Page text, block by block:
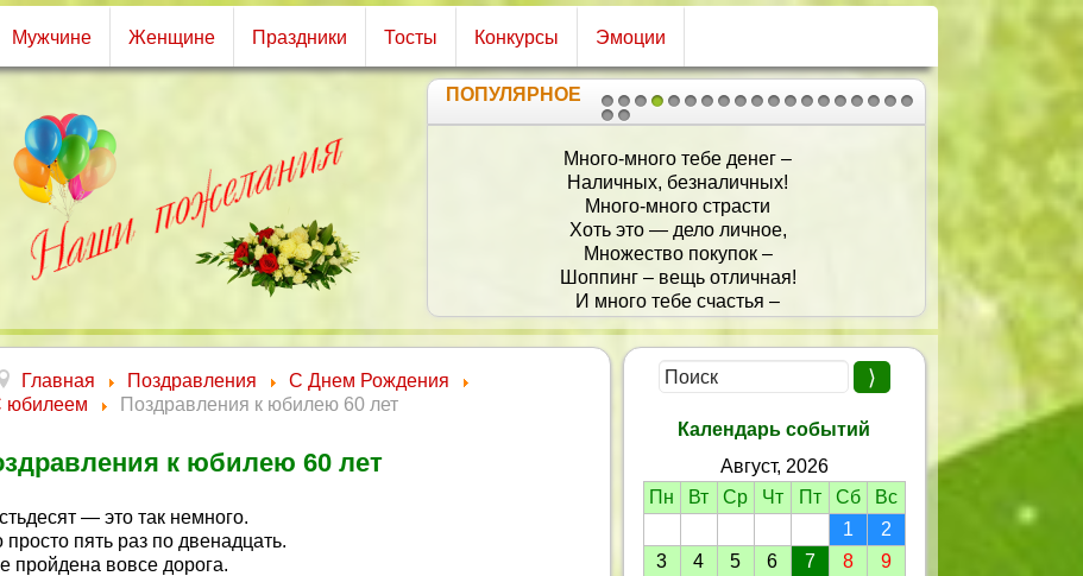
Мужчине Женщине Праздники Тосты Конкурсы Эмоции
1 2
2021
ПОПУЛЯРНОЕ
Много-много тебе денег –
Наличных, безналичных!
Много-много страсти
Хоть это — дело личное,
Множество покупок –
Шоппинг – вещь отличная!
И много тебе счастья –
Оно не будет лишним!
Главная Поздравления
С Днем Рождения
юбилеем
Поздравления к юбилею 60 лет
к юбилею 60 лет
— это так немного.
просто пять раз по двенадцать.
пройдена вовсе дорога.
Календарь событий
Август, 2026
Пн
Вт Ср Чт Пт Сб
Вс
1
2
3
4 5 6 7 8
9